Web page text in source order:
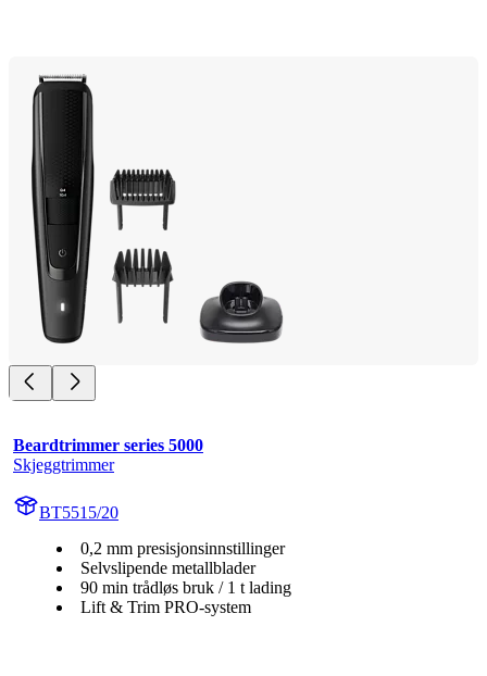
Beardtrimmer series 5000
Skjeggtrimmer
BT5515/20
0,2 mm presisjonsinnstillinger
Selvslipende metallblader
90 min trådløs bruk / 1 t lading
Lift & Trim PRO-system